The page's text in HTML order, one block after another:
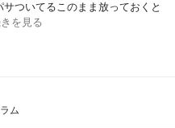
ついてるこのまま放っておくと
を見る
ム